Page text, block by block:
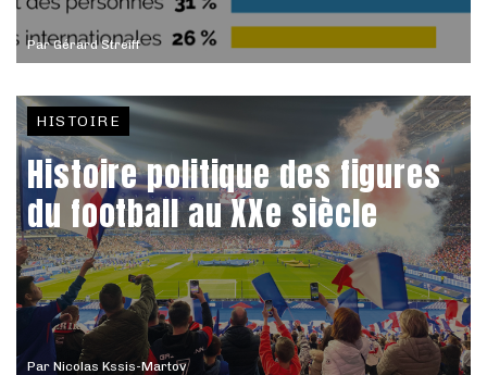
ParGérard Streiff
Par Nicolas Kssis-Martov
HISTOIRE
Histoire politique des figures
du football au XXe siècle